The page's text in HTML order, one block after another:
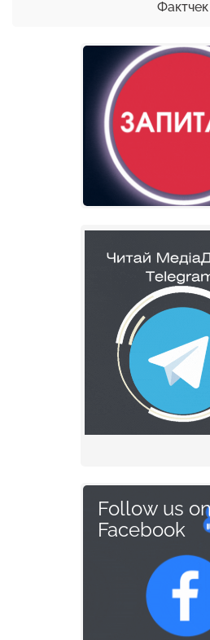
Фактчек
Follow us
Facebook